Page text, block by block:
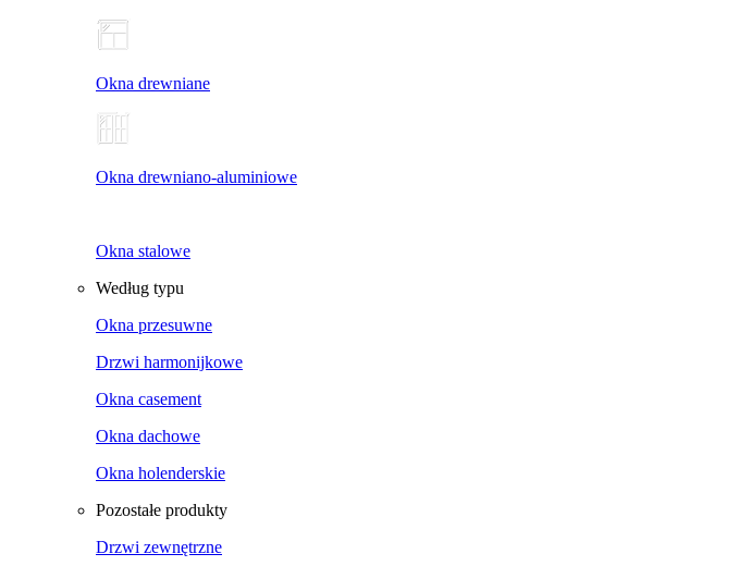
Okna drewniane
Okna drewniano-aluminiowe
Okna stalowe
Według typu
Okna przesuwne
Drzwi harmonijkowe
Okna casement
Okna dachowe
Okna holenderskie
Pozostałe produkty
Drzwi zewnętrzne